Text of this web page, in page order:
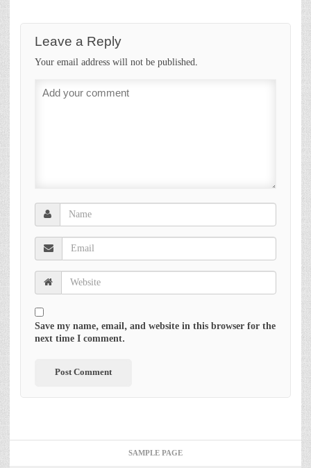
Leave a Reply
Your email address will not be published.
Save my name, email, and website in this browser for the
next time I comment.
SAMPLE PAGE